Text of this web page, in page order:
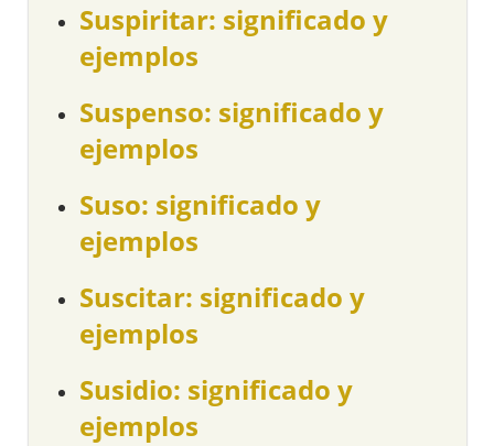
Suspiritar: significado y
ejemplos
Suspenso: significado y
ejemplos
Suso: significado y
ejemplos
Suscitar: significado y
ejemplos
Susidio: significado y
ejemplos